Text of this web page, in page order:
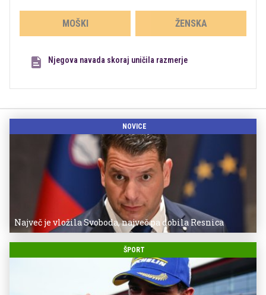
MOŠKI ŽENSKA
Njegova navada skoraj uničila razmerje
NOVICE
Največ je vložila Svoboda, največ pa dobila Resnica
ŠPORT